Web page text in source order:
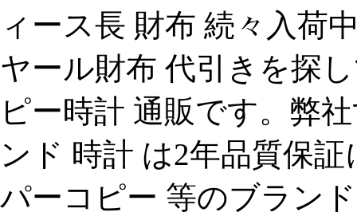
ィース長 財布 続々入荷
ヤール財布 代引きを探
ピー時計 通販です。弊
ンド 時計 は2年品質保
パーコピー 等のブラン